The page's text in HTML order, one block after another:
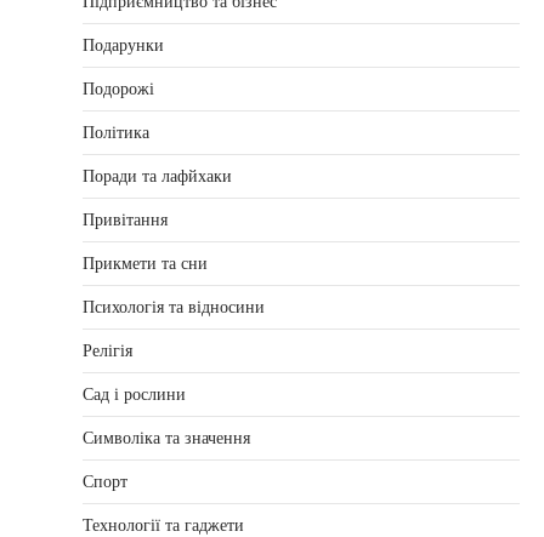
Подарунки
Подорожі
Політика
Поради та лафйхаки
Привітання
Прикмети та сни
Психологія та відносини
Релігія
Сад і рослини
Символіка та значення
Спорт
Технології та гаджети